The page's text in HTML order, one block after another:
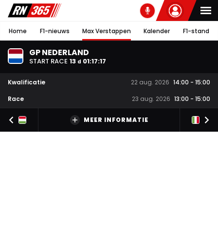
Home F1-nieuws Max Verstappen Kalender F1-stand
GP NEDERLAND
START RACE 13 d 01:17:16
Kwalificatie 22 aug. 2026 14:00 - 15:00
Race
23 aug. 2026 13:00 - 15:00
MEER INFORMATIE